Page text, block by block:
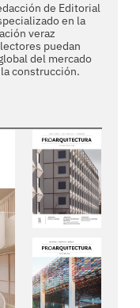
de Editorial
en la
veraz
puedan
del mercado
construcción.